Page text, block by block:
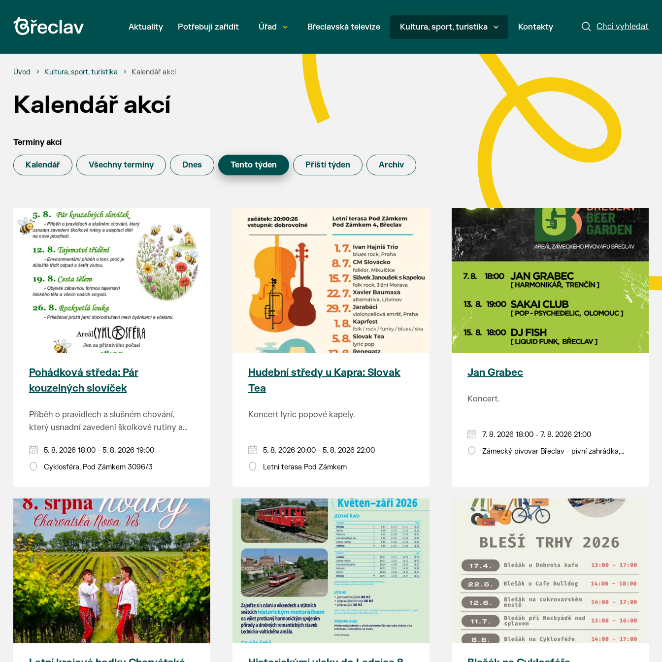
Chci vyhledat
Aktuality Potřebuji zařídit Úřad Břeclavská televize Kultura, sport, turistika Kontakty
Úvod Kultura, sport, turistika Kalendář akcí
Kalendář akcí
Termíny akcí
Kalendář Všechny termíny Dnes Tento týden Příští týden Archiv
Pohádková středa: Pár
kouzelných slovíček
Příběh o pravidlech a slušném chování,
který usnadní zavedení školkové rutiny a
Hraje se jen za příznivého počasí.
Vstupné dobrovolné.
5. 8. 2026 18:00 - 5. 8. 2026 19:00
Cyklosféra, Pod Zámkem 3096/3
Hudební středy u Kapra: Slovak
Tea
Koncert lyric popové kapely.
5. 8. 2026 20:00 - 5. 8. 2026 22:00
Letní terasa Pod Zámkem
Jan Grabec
Koncert.
7. 8. 2026 18:00 - 7. 8. 2026 21:00
Zámecký pivovar Břeclav - pivní zahrádka,